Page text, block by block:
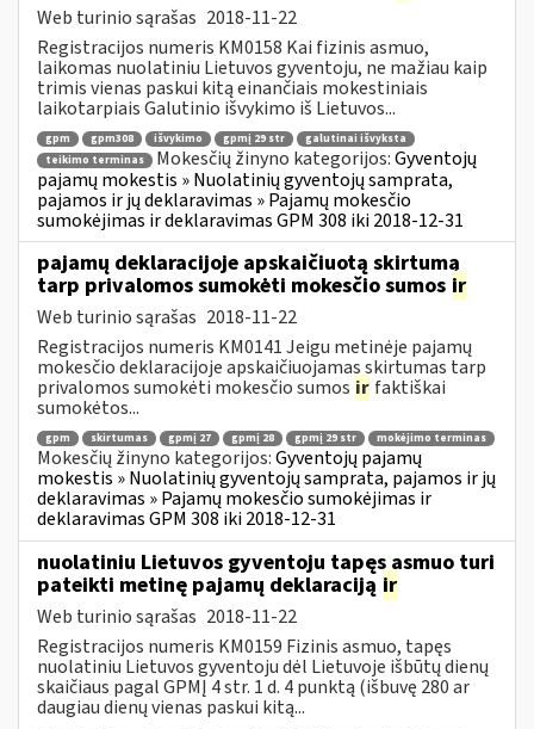
Web turinio sąrašas 2018-11-22
Registracijos numeris KM0158 Kai fizinis asmuo,
laikomas nuolatiniu Lietuvos gyventoju, ne mažiau kaip
trimis vienas paskui kitą einančiais mokestiniais
laikotarpiais Galutinio išvykimo iš Lietuvos...
gpm gpm308 išvykimo gpmį 29 str
galutinai išvyksta
teikimo terminas
Mokesčių žinyno kategorijos:Gyventojų
pajamų mokestis » Nuolatinių gyventojų samprata,
pajamos ir jų deklaravimas » Pajamų mokesčio
sumokėjimas ir deklaravimas GPM 308 iki 2018-12-31
pajamų deklaracijoje apskaičiuotą skirtumą
tarp privalomos sumokėti mokesčio sumos ir
Web turinio sąrašas 2018-11-22
Registracijos numeris KM0141 Jeigu metinėje pajamų
mokesčio deklaracijoje apskaičiuojamas skirtumas tarp
privalomos sumokėti mokesčio sumos ir faktiškai
sumokėtos...
gpm skirtumas gpmį 27 gpmį 28 gpmį 29 str mokėjimo terminas
Mokesčių žinyno kategorijos:Gyventojų pajamų
mokestis » Nuolatinių gyventojų samprata, pajamos ir jų
deklaravimas » Pajamų mokesčio sumokėjimas ir
deklaravimas GPM 308 iki 2018-12-31
nuolatiniu Lietuvos gyventoju tapęs asmuo turi
pateikti metinę pajamų deklaraciją ir
Web turinio sąrašas 2018-11-22
Registracijos numeris KM0159 Fizinis asmuo, tapęs
nuolatiniu Lietuvos gyventoju dėl Lietuvoje išbūtų dienų
skaičiaus pagal GPMĮ 4 str. 1 d. 4 punktą (išbuvę 280 ar
daugiau dienų vienas paskui kitą...